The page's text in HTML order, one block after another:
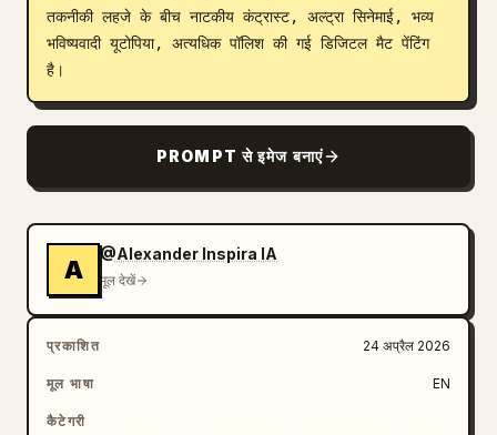
तकनीकी लहजे के बीच नाटकीय कंट्रास्ट, अल्ट्रा सिनेमाई, भव्य
भविष्यवादी यूटोपिया, अत्यधिक पॉलिश की गई डिजिटल मैट पेंटिंग
है।
PROMPT से इमेज बनाएं
A
@Alexander Inspira IA
मूल देखें
प्रकाशित 24 अप्रैल 2026
मूल भाषा EN
कैटेगरी